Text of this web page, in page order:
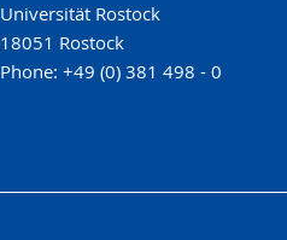
Universität Rostock
18051 Rostock
Phone: +49 (0) 381 498 - 0